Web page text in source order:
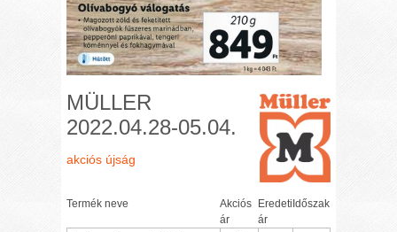
MÜLLER
2022.04.28-05.04.
akciós újság
Termék neve
Akciós
ár
Eredeti
ár
Időszak